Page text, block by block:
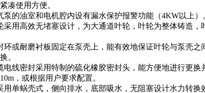
凑使用方便。
的油室和电机腔内设有漏水保护报警功能（4KW以上）
用高效无堵塞设计，为大通道叶轮，叶轮为整体铸造
或耐磨衬板固定在泵壳上，能有效地保证叶轮与泵壳
。
线密封采用特制的硫化橡胶密封头，能方便地进行更
，或根据用户要求配置。
单蜗壳式，侧向排水，底部吸水，无阻塞设计水力转换